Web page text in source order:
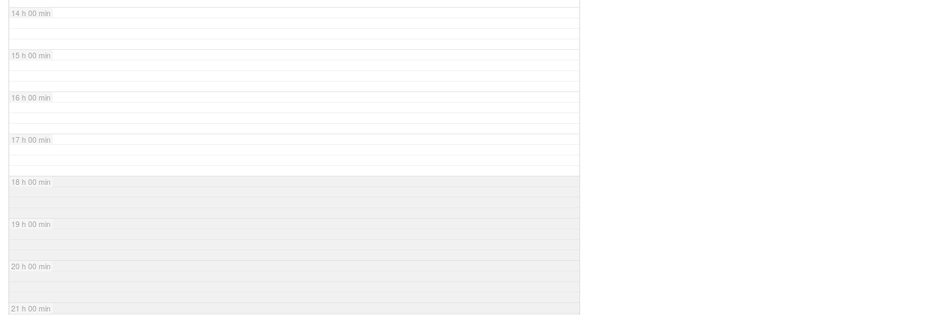
14 h 00 min
15 h 00 min
16 h 00 min
17 h 00 min
18 h 00 min
19 h 00 min
20 h 00 min
21 h 00 min